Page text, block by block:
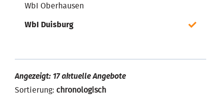
WbI Oberhausen
WbI Duisburg
Angezeigt: 17 aktuelle Angebote
Sortierung: chronologisch